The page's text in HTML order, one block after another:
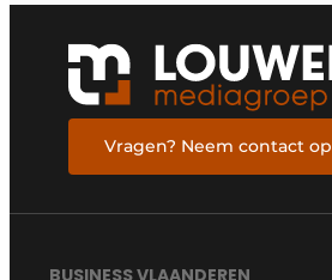
Vragen? Neem contact op
BUSINESS VLAANDEREN